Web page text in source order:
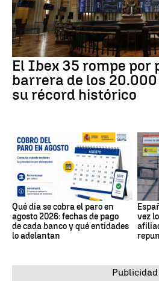
El Ibex 35 rompe por
barrera de los
su récord histórico
Qué día se cobra el paro en
agosto 2026: fechas de pago
de cada banco y qué entidades
lo adelantan
vez